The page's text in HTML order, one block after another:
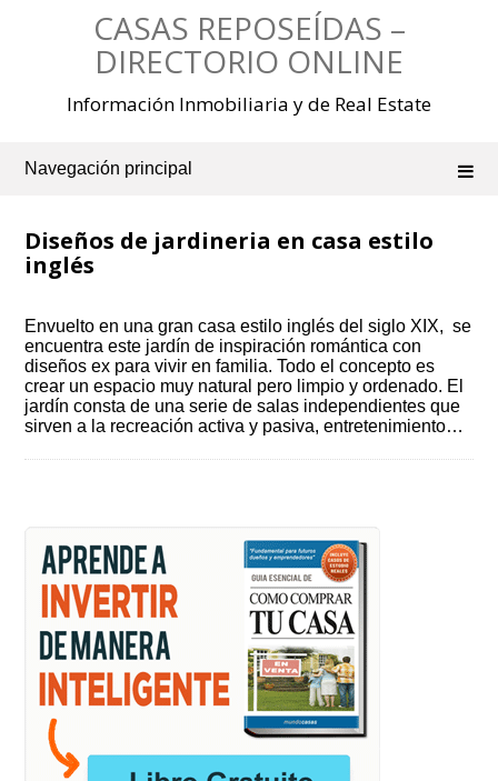
CASAS REPOSEÍDAS –
DIRECTORIO ONLINE
Información Inmobiliaria y de Real Estate
Navegación principal
Diseños de jardineria en casa estilo
inglés
Envuelto en una gran casa estilo inglés del siglo XIX, se
encuentra este jardín de inspiración romántica con
diseños ex para vivir en familia. Todo el concepto es
crear un espacio muy natural pero limpio y ordenado. El
jardín consta de una serie de salas independientes que
sirven a la recreación activa y pasiva, entretenimiento…